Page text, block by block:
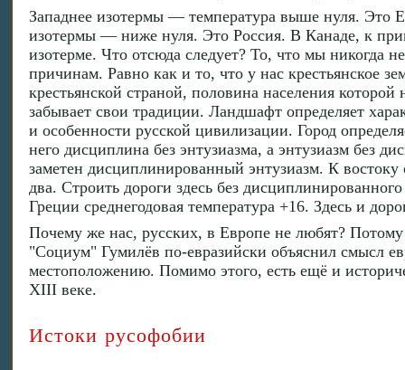
Западнее изотермы — температура выше нуля. Это
изотермы — ниже нуля. Это Россия. В Канаде, к
изотерме. Что отсюда следует? То, что мы никогда
причинам. Равно как и то, что у нас крестьянское
крестьянской страной, половина населения
забывает свои традиции. Ландшафт определяет
и особенности русской цивилизации. Город
него дисциплина без энтузиазма, а энтузиазм
заметен дисциплинированный энтузиазм. К
два. Строить дороги здесь без
Греции среднегодовая температура +16. Здесь и
Почему же нас, русских, в Европе не любят?
"Социум" Гумилёв по-евразийски объяснил смысл
местоположению. Помимо этого, есть ещё и
XIII веке.
Истоки русофобии